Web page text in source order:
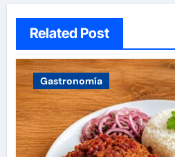
Related Post
Gastronomía